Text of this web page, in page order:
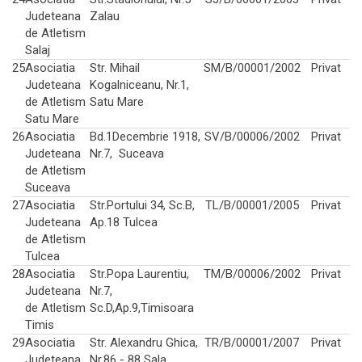
Judeteana
de Atletism
Salaj
Zalau
25Asociatia
Judeteana
de Atletism
Satu Mare
Str. Mihail
Kogalniceanu, Nr.1,
Satu Mare
SM/B/00001/2002 Privat
26Asociatia
Judeteana
de Atletism
Suceava
Bd.1Decembrie 1918,
Nr.7, Suceava
SV/B/00006/2002 Privat
27Asociatia
Judeteana
de Atletism
Tulcea
Str.Portului 34, Sc.B,
Ap.18 Tulcea
TL/B/00001/2005 Privat
28Asociatia
Judeteana
de Atletism
Timis
Str.Popa Laurentiu,
Nr.7,
Sc.D,Ap.9,Timisoara
TM/B/00006/2002 Privat
29Asociatia
Str. Alexandru Ghica, TR/B/00001/2007 Privat